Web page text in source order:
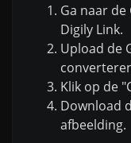
Ga naar
Digily Link.
Upload de
Klik op de
Download
afbeelding.